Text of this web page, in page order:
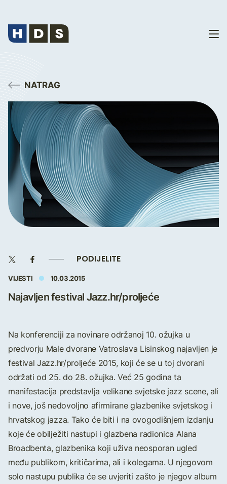
NATRAG
PODIJELITE
VIJESTI 10.03.2015
Najavljen festival Jazz.hr/proljeće
Na konferenciji za novinare održanoj 10. ožujka u
predvorju Male dvorane Vatroslava Lisinskog najavljen je
festival Jazz.hr/proljeće 2015, koji će se u toj dvorani
održati od 25. do 28. ožujka. Već 25 godina ta
manifestacija predstavlja velikane svjetske jazz scene, ali
i nove, još nedovoljno afirmirane glazbenike svjetskog i
hrvatskog jazza. Tako će biti i na ovogodišnjem izdanju
koje će obilježiti nastupi i glazbena radionica Alana
Broadbenta, glazbenika koji uživa neosporan ugled
među publikom, kritičarima, ali i kolegama. U njegovom
solo nastupu publika će se uvjeriti zašto je njegov album